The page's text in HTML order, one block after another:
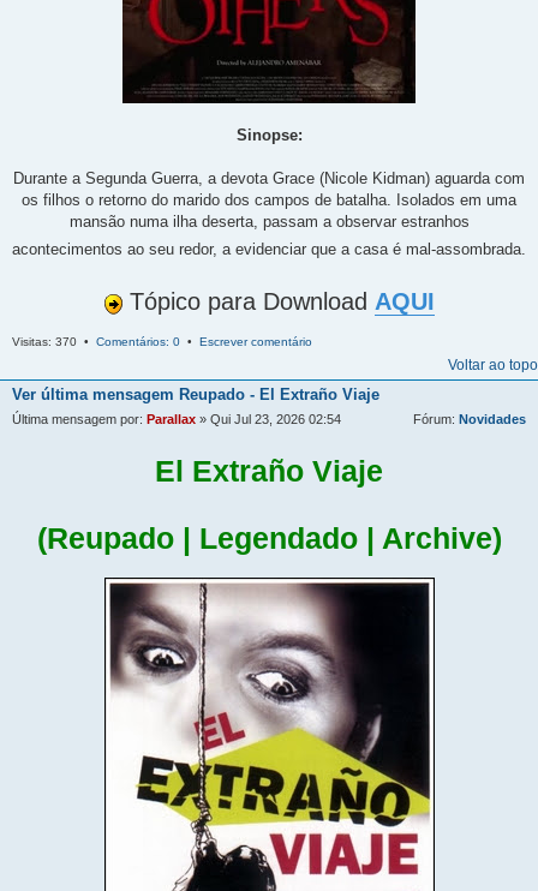
Sinopse:
Durante a Segunda Guerra, a devota Grace (Nicole Kidman) aguarda com
os filhos o retorno do marido dos campos de batalha. Isolados em uma
mansão numa ilha deserta, passam a observar estranhos
acontecimentos ao seu redor, a evidenciar que a casa é mal-assombrada.
Tópico para Download AQUI
Visitas: 370 • Comentários: 0 • Escrever comentário
Voltar ao topo
Ver última mensagem Reupado - El Extraño Viaje
Última mensagem por: Parallax » Qui Jul 23, 2026 02:54 Fórum: Novidades
El Extraño Viaje
(Reupado | Legendado | Archive)